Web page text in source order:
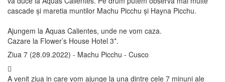
cascade și maretia muntilor Machu Picchu și Hayna Picchu.
Ajungem la Aquas Calientes, unde ne vom caza.
Cazare la Flower’s House Hotel 3*.
Ziua 7 (28.09.2022) - Machu Picchu - Cusco
A venit ziua in care vom ajunge la una dintre cele 7 minuni ale